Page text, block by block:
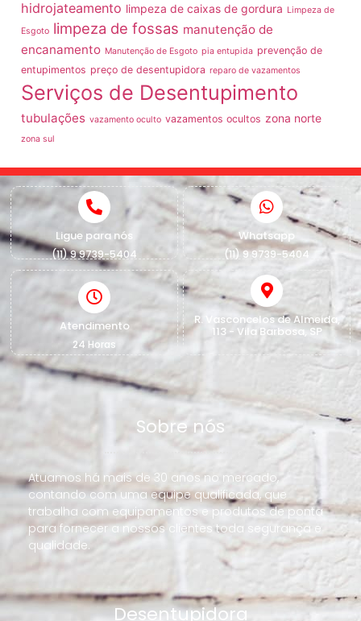
hidrojateamento limpeza de caixas de gordura Limpeza de
Esgoto limpeza de fossas manutenção de
encanamento Manutenção de Esgoto pia entupida prevenção de
entupimentos preço de desentupidora reparo de vazamentos
Serviços de Desentupimento
tubulações vazamento oculto vazamentos ocultos zona norte
zona sul
Ligue para nós
(11) 9 9739-5404
Whatsapp
(11) 9 9739-5404
Atendimento
24 Horas
R. Vasconcelos de Almeida,
113 - Vila Barbosa, SP
Sobre nós
Atuamos há mais de 30 anos no mercado,
contando com uma equipe qualificada, que
trabalha com equipamentos e produtos de ponta
para fornecer a nossos clientes toda segurança e
qualidade.
Desentupidora